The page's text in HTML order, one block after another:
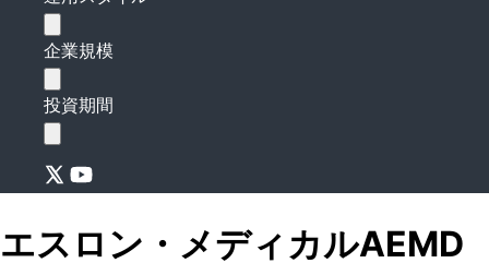
企業規模
投資期間
エスロン・メディカルAEMD